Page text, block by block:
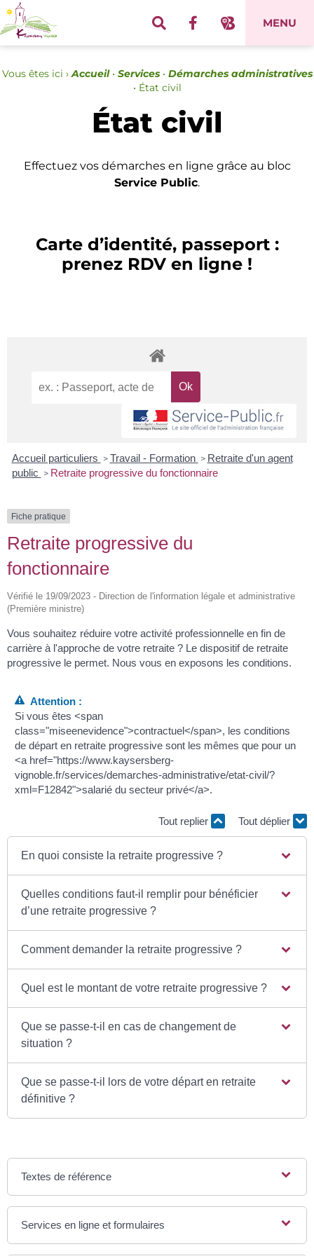
MENU
Vous êtes ici › Accueil• Services• Démarches administratives
• État civil
État civil
Effectuez vos démarches en ligne grâce au bloc
Service Public.
Carte d’identité, passeport :
prenez RDV en ligne !
Accueil particuliers > Travail - Formation > Retraite d'un agent
public > Retraite progressive du fonctionnaire
Fiche pratique
Retraite progressive du
fonctionnaire
Vérifié le 19/09/2023 - Direction de l'information légale et administrative
(Première ministre)
Vous souhaitez réduire votre activité professionnelle en fin de
carrière à l'approche de votre retraite ? Le dispositif de retraite
progressive le permet. Nous vous en exposons les conditions.
Attention :
Si vous êtes <span
class="miseenevidence">contractuel</span>, les conditions
de départ en retraite progressive sont les mêmes que pour un
<a href="https://www.kaysersberg-
vignoble.fr/services/demarches-administrative/etat-civil/?
xml=F12842">salarié du secteur privé</a>.
Tout replier Tout déplier
En quoi consiste la retraite progressive ?
Quelles conditions faut-il remplir pour bénéficier
d’une retraite progressive ?
Comment demander la retraite progressive ?
Quel est le montant de votre retraite progressive ?
Que se passe-t-il en cas de changement de
situation ?
Que se passe-t-il lors de votre départ en retraite
définitive ?
Textes de référence
Services en ligne et formulaires
Panneau de gestion des cookies